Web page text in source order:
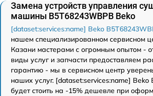
Замена устройств управления
машины B5T68243WBPB Beko
[dataset:services:name] Beko
нашем специализированном сервисном
Казани мастерами с огромным опытом -
виды услуг и запчасти предоставляем
гарантию - мы в сервисном центр
наших услуг. [dataset:services:name] Beko
будет стоить на -15% дешевле при